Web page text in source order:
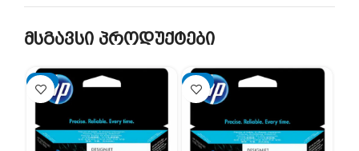
მსგავსი პროდუქტები
-2% -2%